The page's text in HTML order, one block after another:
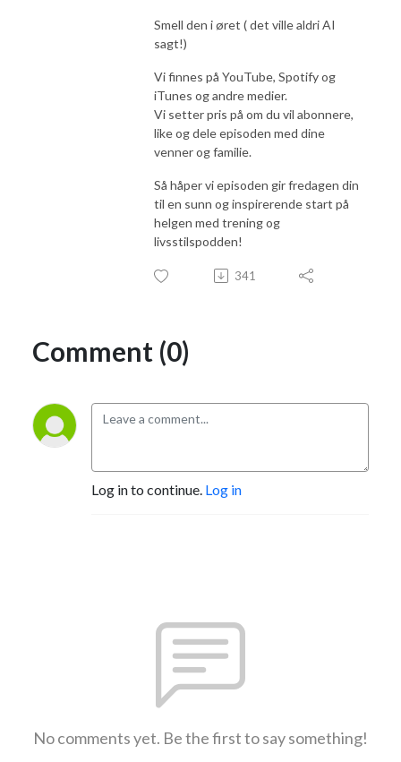
Smell den i øret ( det ville aldri AI
sagt!)
Vi finnes på YouTube, Spotify og
iTunes og andre medier.
Vi setter pris på om du vil abonnere,
like og dele episoden med dine
venner og familie.
Så håper vi episoden gir fredagen din
til en sunn og inspirerende start på
helgen med trening og
livsstilspodden!
341
Comment (0)
Log in to continue. Log in
No comments yet. Be the first to say something!